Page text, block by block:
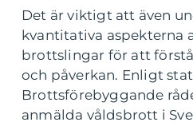
Det är viktigt att även
kvantitativa aspekterna
brottslingar för att
och påverkan. Enligt
Brottsförebyggande
anmälda våldsbrott i